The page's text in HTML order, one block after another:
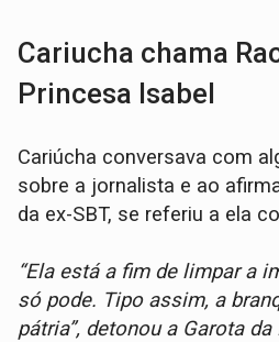
Cariucha chama
Princesa Isabel
Cariúcha conversava com
sobre a jornalista e ao
da ex-SBT, se referiu a ela
“Ela está a fim de limpar a
só pode. Tipo assim, a
pátria”, detonou a Garota